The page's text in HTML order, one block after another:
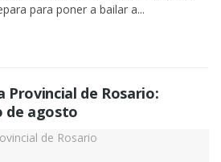
para poner a bailar a...
Provincial de Rosario:
agosto